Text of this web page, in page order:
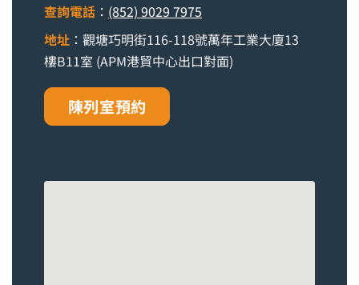
查詢電話 ： (852) 9029 7975
地址 ：觀塘巧明街116-118號萬年工業大廈13
樓B11室 (APM港貿中心出口對面)
陳列室預約